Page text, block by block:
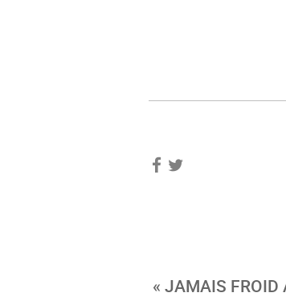
« JAMAIS FROID